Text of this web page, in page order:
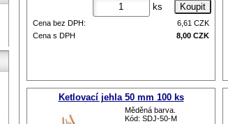
ks
Cena bez DPH: 6,61 CZK
Cena s DPH
8,00 CZK
Ketlovací jehla 50 mm 100 ks
Měděná barva.
Kód: SDJ-50-M